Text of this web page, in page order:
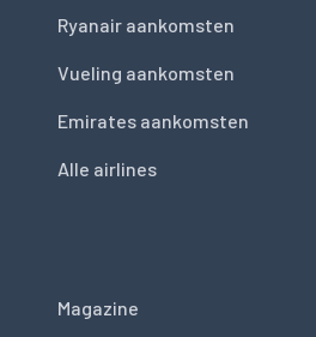
Ryanair aankomsten
Vueling aankomsten
Emirates aankomsten
Alle airlines
Magazine